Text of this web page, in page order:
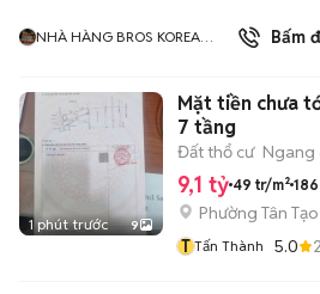
NHÀ HÀNG BROS KOREA
Bấm
1 phút trước 9
Mặt tiền chưa
7 tầng
Đất thổ cư Ngang
9,1 tỷ 49 tr/m² 186
Phường Tân
T Tấn Thành 5.0 2